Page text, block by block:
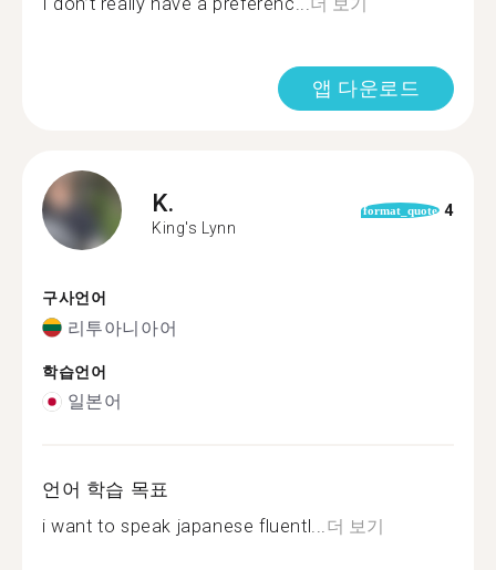
앱 다운로드
K.
King's Lynn
format_quote 4
구사언어
리투아니아어
학습언어
일본어
언어 학습 목표
i want to speak japanese fluentl...더 보기